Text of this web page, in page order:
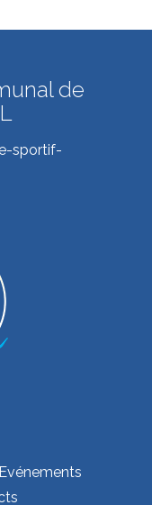
de
sportif-
Evénements